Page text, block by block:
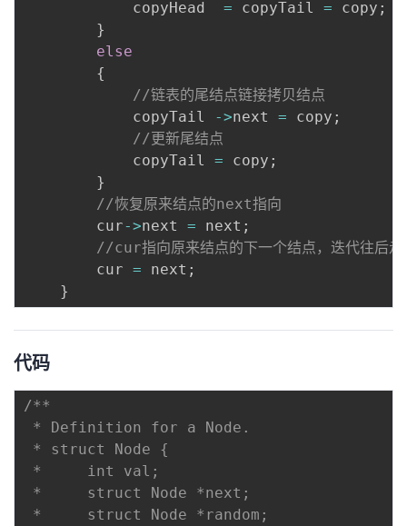
            copyHead
= copyTail = copy ;
}
else
{
//链表的尾结点链接拷贝结点
            copyTail
->next = copy ;
//更新尾结点
            copyTail
= copy ;
}
//恢复原来结点的next指向
        cur
->next = next ;
//cur指向原来结点的下一个结点，迭代往后走
        cur
= next ;
}
代码
/**
* Definition for a Node.
* struct Node {
*     int val;
*     struct Node *next;
*     struct Node *random;